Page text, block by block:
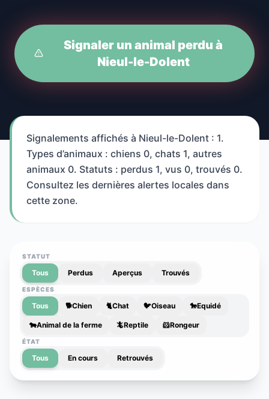
Signaler un animal perdu à
Nieul-le-Dolent
Signalements affichés à Nieul-le-Dolent : 1.
Types d’animaux : chiens 0, chats 1, autres
animaux 0. Statuts : perdus 1, vus 0, trouvés 0.
Consultez les dernières alertes locales dans
cette zone.
STATUT
Tous Perdus Aperçus Trouvés
ESPÈCES
Tous 🐕Chien 🐈Chat 🐦Oiseau 🐎Equidé
🐄Animal de la ferme 🦎Reptile 🐹Rongeur
ÉTAT
Tous En cours Retrouvés